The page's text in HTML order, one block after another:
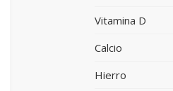
Vitamina D
Calcio
Hierro